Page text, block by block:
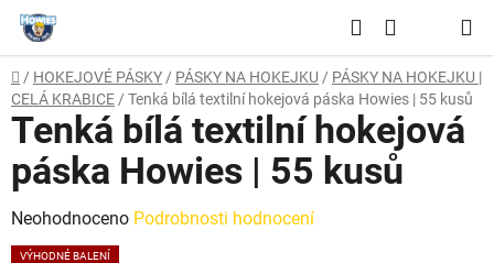
Přejít
obsah
Hledat
KOŠÍK
Domů
/ HOKEJOVÉ PÁSKY / PÁSKY NA HOKEJKU / PÁSKY NA HOKEJKU |
CELÁ KRABICE / Tenká bílá textilní hokejová páska Howies | 55 kusů
Tenká bílá textilní hokejová
páska Howies | 55 kusů
Průměrné
hodnocení
Neohodnoceno Podrobnosti hodnocení
VÝHODNÉ BALENÍ